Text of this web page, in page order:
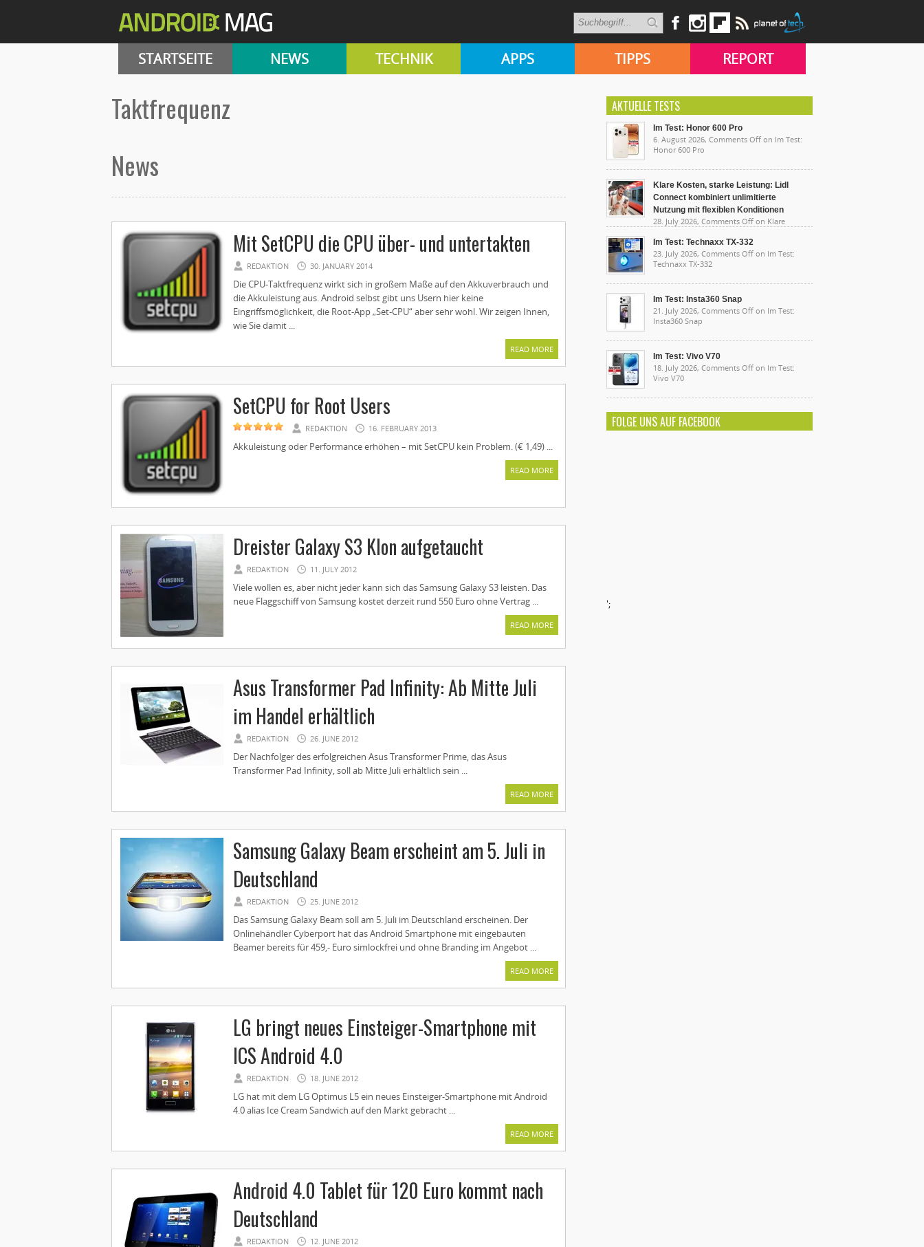
STARTSEITE NEWS TECHNIK APPS TIPPS REPORT
Taktfrequenz
News
Mit SetCPU die CPU über- und untertakten
REDAKTION 30. JANUARY 2014
Die CPU-Taktfrequenz wirkt sich in großem Maße auf den Akkuverbrauch und
die Akkuleistung aus. Android selbst gibt uns Usern hier keine
Eingriffsmöglichkeit, die Root-App „Set-CPU“ aber sehr wohl. Wir zeigen Ihnen,
wie Sie damit ...
READ MORE
SetCPU for Root Users
REDAKTION 16. FEBRUARY 2013
Akkuleistung oder Performance erhöhen – mit SetCPU kein Problem. (€ 1,49) ...
READ MORE
Dreister Galaxy S3 Klon aufgetaucht
REDAKTION 11. JULY 2012
Viele wollen es, aber nicht jeder kann sich das Samsung Galaxy S3 leisten. Das
neue Flaggschiff von Samsung kostet derzeit rund 550 Euro ohne Vertrag ...
READ MORE
Asus Transformer Pad Infinity: Ab Mitte Juli
im Handel erhältlich
REDAKTION 26. JUNE 2012
Der Nachfolger des erfolgreichen Asus Transformer Prime, das Asus
Transformer Pad Infinity, soll ab Mitte Juli erhältlich sein ...
READ MORE
Samsung Galaxy Beam erscheint am 5. Juli in
Deutschland
REDAKTION 25. JUNE 2012
Das Samsung Galaxy Beam soll am 5. Juli im Deutschland erscheinen. Der
Onlinehändler Cyberport hat das Android Smartphone mit eingebauten
Beamer bereits für 459,- Euro simlockfrei und ohne Branding im Angebot ...
READ MORE
LG bringt neues Einsteiger-Smartphone mit
ICS Android 4.0
REDAKTION 18. JUNE 2012
LG hat mit dem LG Optimus L5 ein neues Einsteiger-Smartphone mit Android
4.0 alias Ice Cream Sandwich auf den Markt gebracht ...
READ MORE
Android 4.0 Tablet für 120 Euro kommt nach
Deutschland
REDAKTION 12. JUNE 2012
AKTUELLE TESTS
Im Test: Honor 600 Pro
6. August 2026, Comments Off on Im Test:
Honor 600 Pro
Klare Kosten, starke Leistung: Lidl
Connect kombiniert unlimitierte
Nutzung mit flexiblen Konditionen
28. July 2026, Comments Off on Klare
unlimitierte Nutzung mit flexiblen Konditionen
Im Test: Technaxx TX-332
23. July 2026, Comments Off on Im Test:
Technaxx TX-332
Im Test: Insta360 Snap
21. July 2026, Comments Off on Im Test:
Insta360 Snap
Im Test: Vivo V70
18. July 2026, Comments Off on Im Test:
Vivo V70
FOLGE UNS AUF FACEBOOK
';